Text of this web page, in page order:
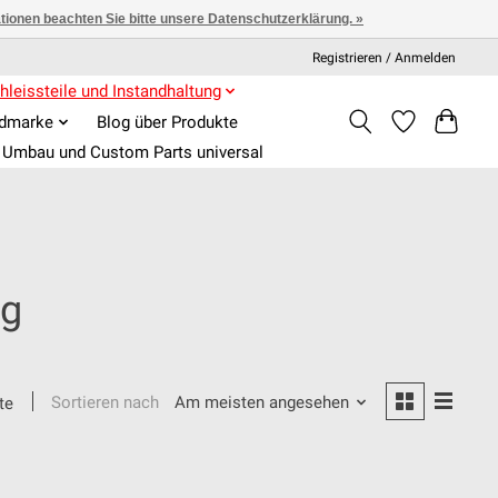
Registrieren / Anmelden
und Instandhaltung
Blog über Produkte
Umbau und Custom Parts universal
Sortieren nach Am meisten angesehen
beachten Sie bitte unsere Datenschutzerklärung. »